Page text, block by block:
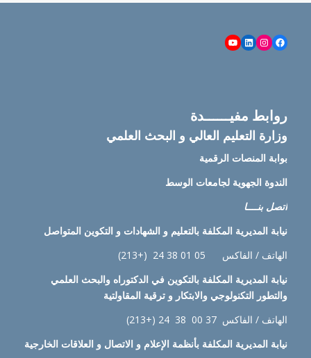
Facebook
Instagram
LinkedIn
YouTube
روابط مفيــــــدة
وزارة التعليم العالي و البحث العلمي
بوابة المنصات الرقمية
الندوة الجهوية لجامعات الوسط
اتصل بنــــا
نيابة المديرية المكلفة بالتعليم و الشهادات و التكوين المتواصل
الهاتف / الفاكس 05 01 38 24 (+213)
نيابة المديرية المكلفة بالتكوين في الدكتوراه والبحث العلمي
والتطور التكنولوجي والابتكار و ترقية المقاولتية
الهاتف / الفاكس 37 00 38 24 (+213)
نيابة المديرية المكلفة بأنظمة الإعلام و الاتصال و العلاقات الخارجية